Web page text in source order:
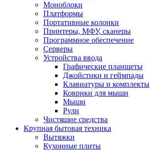
Моноблоки
Платформы
Портативные колонки
Принтеры, МФУ, сканеры
Программное обеспечение
Серверы
Устройства ввода
Графические планшеты
Джойстики и геймпады
Клавиатуры и комплекты
Коврики для мыши
Мыши
Рули
Чистящие средства
Крупная бытовая техника
Вытяжки
Кухонные плиты